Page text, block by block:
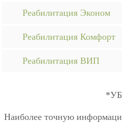
Реабилитация Эконом
Реабилитация Комфорт
Реабилитация ВИП
Наиболее точную